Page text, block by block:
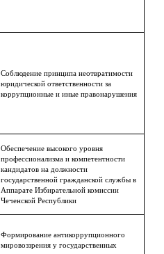
Соблюдение принципа неотвратимости
юридической ответственности за
коррупционные и иные правонарушения
Обеспечение высокого уровня
профессионализма и компетентности
кандидатов на должности
государственной гражданской службы в
Аппарате Избирательной комиссии
Чеченской Республики
Формирование антикоррупционного
мировоззрения у государственных